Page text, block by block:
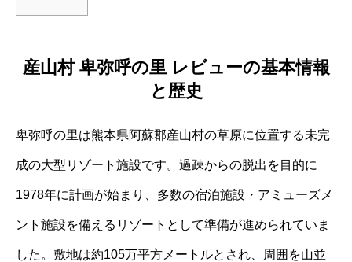
産山村 卑弥呼の里 レビューの基本情報
と歴史
卑弥呼の里は熊本県阿蘇郡産山村の草原に位置する未完
成の大型リゾート施設です。過疎からの脱出を目的に
1978年に計画が始まり、多数の宿泊施設・アミューズメ
ント施設を備えるリゾートとして準備が進められていま
した。敷地は約105万平方メートルとされ、周囲を山並